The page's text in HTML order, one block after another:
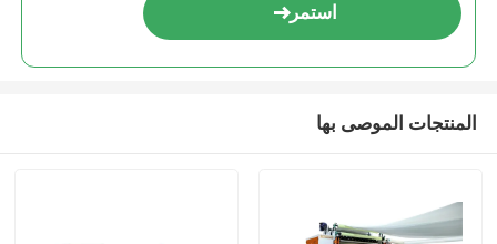
استمر
المنتجات الموصى بها